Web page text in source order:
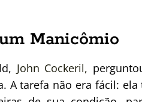
Manicômio
John Cockeril,
A tarefa não era fácil: